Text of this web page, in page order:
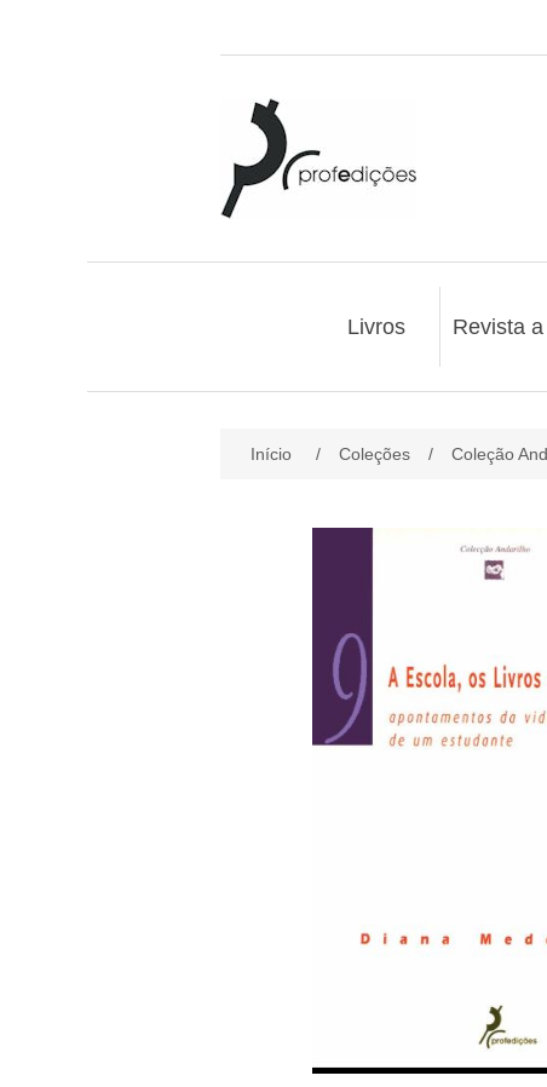
Livros Revista
Início / Coleções / Coleção